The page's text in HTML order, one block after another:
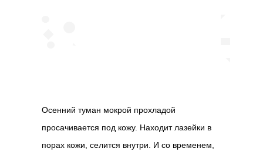
Осенний туман мокрой прохладой
просачивается под кожу. Находит лазейки в
порах кожи, селится внутри. И со временем,